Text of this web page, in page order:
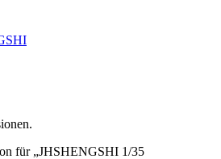
für „JHSHENGSHI 1/35